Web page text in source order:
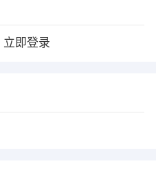
立即登录